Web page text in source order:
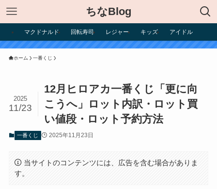
ちなBlog
マクドナルド 回転寿司 レジャー キッズ アイドル
ホーム 一番くじ
12月ヒロアカ一番くじ「更に向
こうへ」ロット内訳・ロット買
い値段・ロット予約方法
2025
11/23
一番くじ 2025年11月23日
当サイトのコンテンツには、広告を含む場合がありま
す。